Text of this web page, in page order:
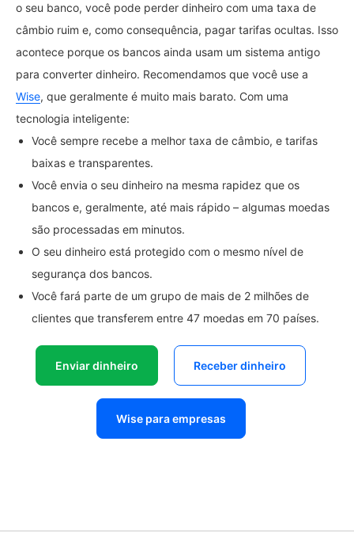
o seu banco, você pode perder dinheiro com uma taxa de
câmbio ruim e, como consequência, pagar tarifas ocultas. Isso
acontece porque os bancos ainda usam um sistema antigo
para converter dinheiro. Recomendamos que você use a
Wise, que geralmente é muito mais barato. Com uma
tecnologia inteligente:
Você sempre recebe a melhor taxa de câmbio, e tarifas
baixas e transparentes.
Você envia o seu dinheiro na mesma rapidez que os
bancos e, geralmente, até mais rápido – algumas moedas
são processadas em minutos.
O seu dinheiro está protegido com o mesmo nível de
segurança dos bancos.
Você fará parte de um grupo de mais de 2 milhões de
clientes que transferem entre 47 moedas em 70 países.
Enviar dinheiro Receber dinheiro
Wise para empresas